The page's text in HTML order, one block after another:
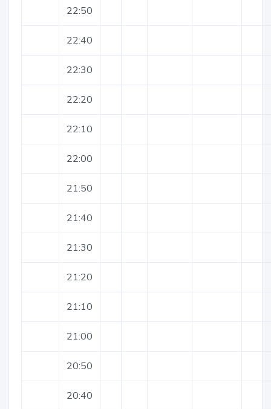
22:50
22:40
22:30
22:20
22:10
22:00
21:50
21:40
21:30
21:20
21:10
21:00
20:50
20:40